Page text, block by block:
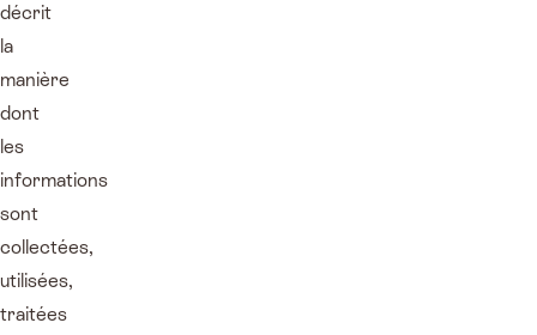
décrit
la
manière
dont
les
informations
sont
collectées,
utilisées,
traitées